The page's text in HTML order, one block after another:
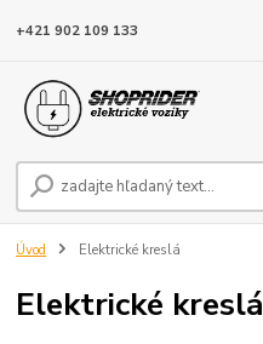
+421 902 109 133
Úvod Elektrické kreslá
Elektrické kreslá